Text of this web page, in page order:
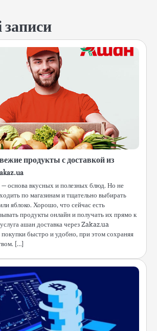
записи
продукты с доставкой из
основа вкусных и полезных блюд. Но не
по магазинам и тщательно выбирать
яблоко. Хорошо, что сейчас есть
продукты онлайн и получать их прямо к
ашан доставка через Zakaz.ua
покупки быстро и удобно, при этом сохраняя
[…]